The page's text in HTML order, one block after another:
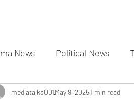
News Political News
Actress Gallery
mediatalks001May 9, 20251 min read